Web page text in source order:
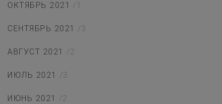
ОКТЯБРЬ 2021 /1
СЕНТЯБРЬ 2021 /3
АВГУСТ 2021 /2
ИЮЛЬ 2021 /3
ИЮНЬ 2021 /2